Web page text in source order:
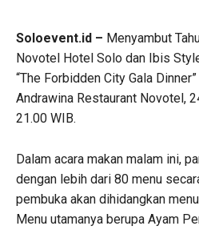
Soloevent.id – Menyambut
Novotel Hotel Solo dan Ibis
“The Forbidden City Gala
Andrawina Restaurant Novotel,
21.00 WIB.
Dalam acara makan malam ini,
dengan lebih dari 80 menu
pembuka akan dihidangkan
Menu utamanya berupa Ayam